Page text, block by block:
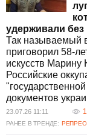
удерживали
Так называемый
приговорил 58-
искусств Марину
Российские
документов
23.07.26 11:11
РАНЕЕ В ТРЕНДЕ: